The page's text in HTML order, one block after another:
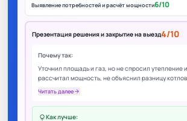
Выявление потребностей и расчёт мощности6/10
Презентация решения и закрытие на выезд4/10
Почему так:
Уточнил площадь и газ, но не спросил утепление
рассчитал мощность, не объяснил разницу
Читать далееarrow_forward
lightbulbКак лучше: